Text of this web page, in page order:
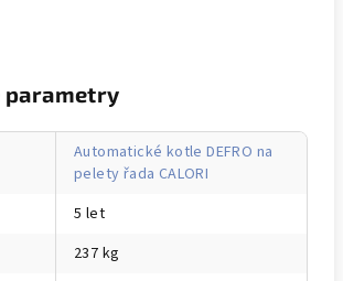
parametry
Automatické kotle DEFRO na
pelety řada CALORI
5 let
237 kg